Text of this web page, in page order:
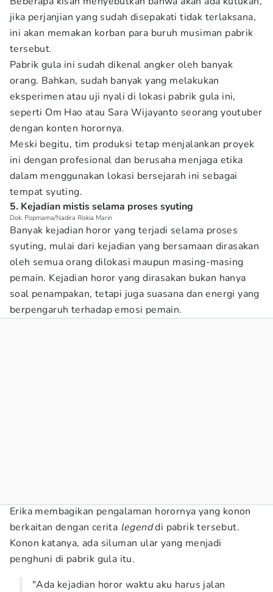
jika perjanjian yang sudah disepakati tidak terlaksana,
ini akan memakan korban para buruh musiman pabrik
tersebut.
Pabrik gula ini sudah dikenal angker oleh banyak
orang. Bahkan, sudah banyak yang melakukan
eksperimen atau uji nyali di lokasi pabrik gula ini,
seperti Om Hao atau Sara Wijayanto seorang youtuber
dengan konten horornya.
Meski begitu, tim produksi tetap menjalankan proyek
ini dengan profesional dan berusaha menjaga etika
dalam menggunakan lokasi bersejarah ini sebagai
tempat syuting.
5. Kejadian mistis selama proses syuting
Dok. Popmama/Nadira Riskia Marin
Banyak kejadian horor yang terjadi selama proses
syuting, mulai dari kejadian yang bersamaan dirasakan
oleh semua orang dilokasi maupun masing-masing
pemain. Kejadian horor yang dirasakan bukan hanya
soal penampakan, tetapi juga suasana dan energi yang
berpengaruh terhadap emosi pemain.
Erika membagikan pengalaman horornya yang konon
berkaitan dengan cerita legenddi pabrik tersebut.
Konon katanya, ada siluman ular yang menjadi
penghuni di pabrik gula itu.
"Ada kejadian horor waktu aku harus jalan